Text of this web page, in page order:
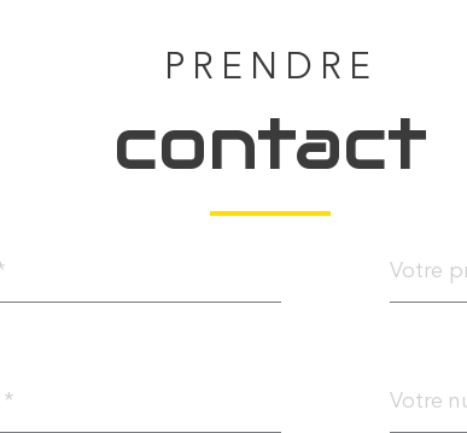
PRENDRE
contact
*
*